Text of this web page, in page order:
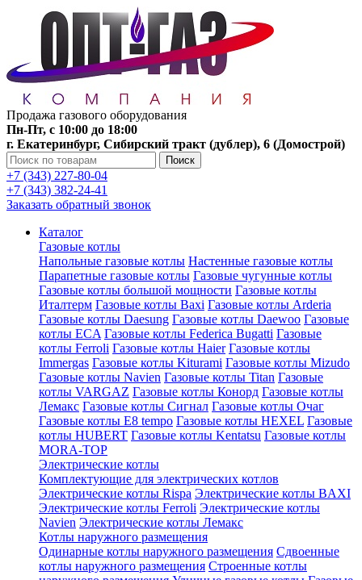
Продажа газового оборудования
Пн-Пт, с 10:00 до 18:00
г. Екатеринбург, Сибирский тракт (дублер), 6 (Домострой)
Поиск
+7 (343) 227-80-04
+7 (343) 382-24-41
Заказать обратный звонок
Каталог
Газовые котлы
Напольные газовые котлы Настенные газовые котлы
Парапетные газовые котлы Газовые чугунные котлы
Газовые котлы большой мощности Газовые котлы
Италтерм Газовые котлы Baxi Газовые котлы Arderia
Газовые котлы Daesung Газовые котлы Daewoo Газовые
котлы ECA Газовые котлы Federica Bugatti Газовые
котлы Ferroli Газовые котлы Haier Газовые котлы
Immergas Газовые котлы Kiturami Газовые котлы Mizudo
Газовые котлы Navien Газовые котлы Titan Газовые
котлы VARGAZ Газовые котлы Конорд Газовые котлы
Лемакс Газовые котлы Сигнал Газовые котлы Очаг
Газовые котлы E8 tempo Газовые котлы HEXEL Газовые
котлы HUBERT Газовые котлы Kentatsu Газовые котлы
MORA-TOP
Электрические котлы
Комплектующие для электрических котлов
Электрические котлы Rispa Электрические котлы BAXI
Электрические котлы Ferroli Электрические котлы
Navien Электрические котлы Лемакс
Котлы наружного размещения
Одинарные котлы наружного размещения Сдвоенные
котлы наружного размещения Строенные котлы